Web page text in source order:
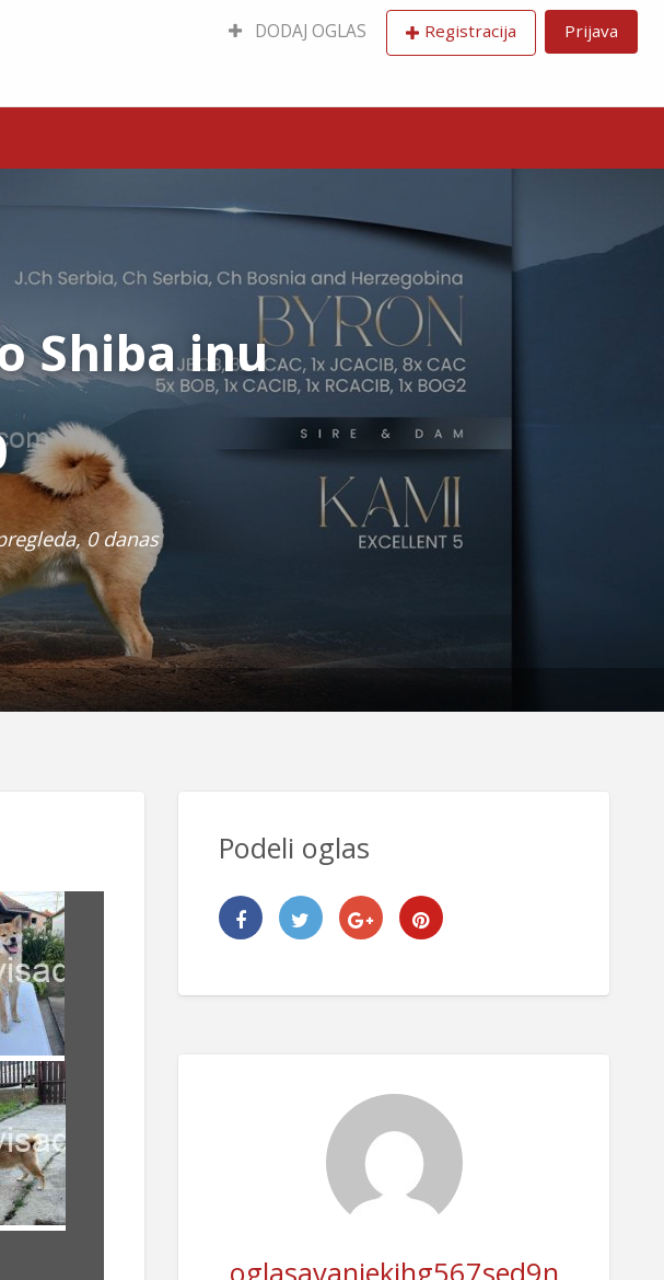
DODAJ OGLAS Registracija Prijava
Shiba inu
0 danas
Podeli oglas